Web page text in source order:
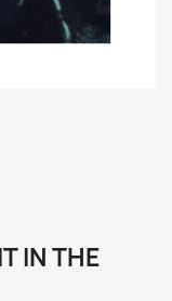
IN THE